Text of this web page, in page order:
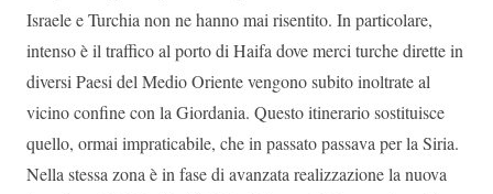
Israele e Turchia non ne hanno mai risentito. In particolare,
intenso è il traffico al porto di Haifa dove merci turche dirette in
diversi Paesi del Medio Oriente vengono subito inoltrate al
vicino confine con la Giordania. Questo itinerario sostituisce
quello, ormai impraticabile, che in passato passava per la Siria.
Nella stessa zona è in fase di avanzata realizzazione la nuova